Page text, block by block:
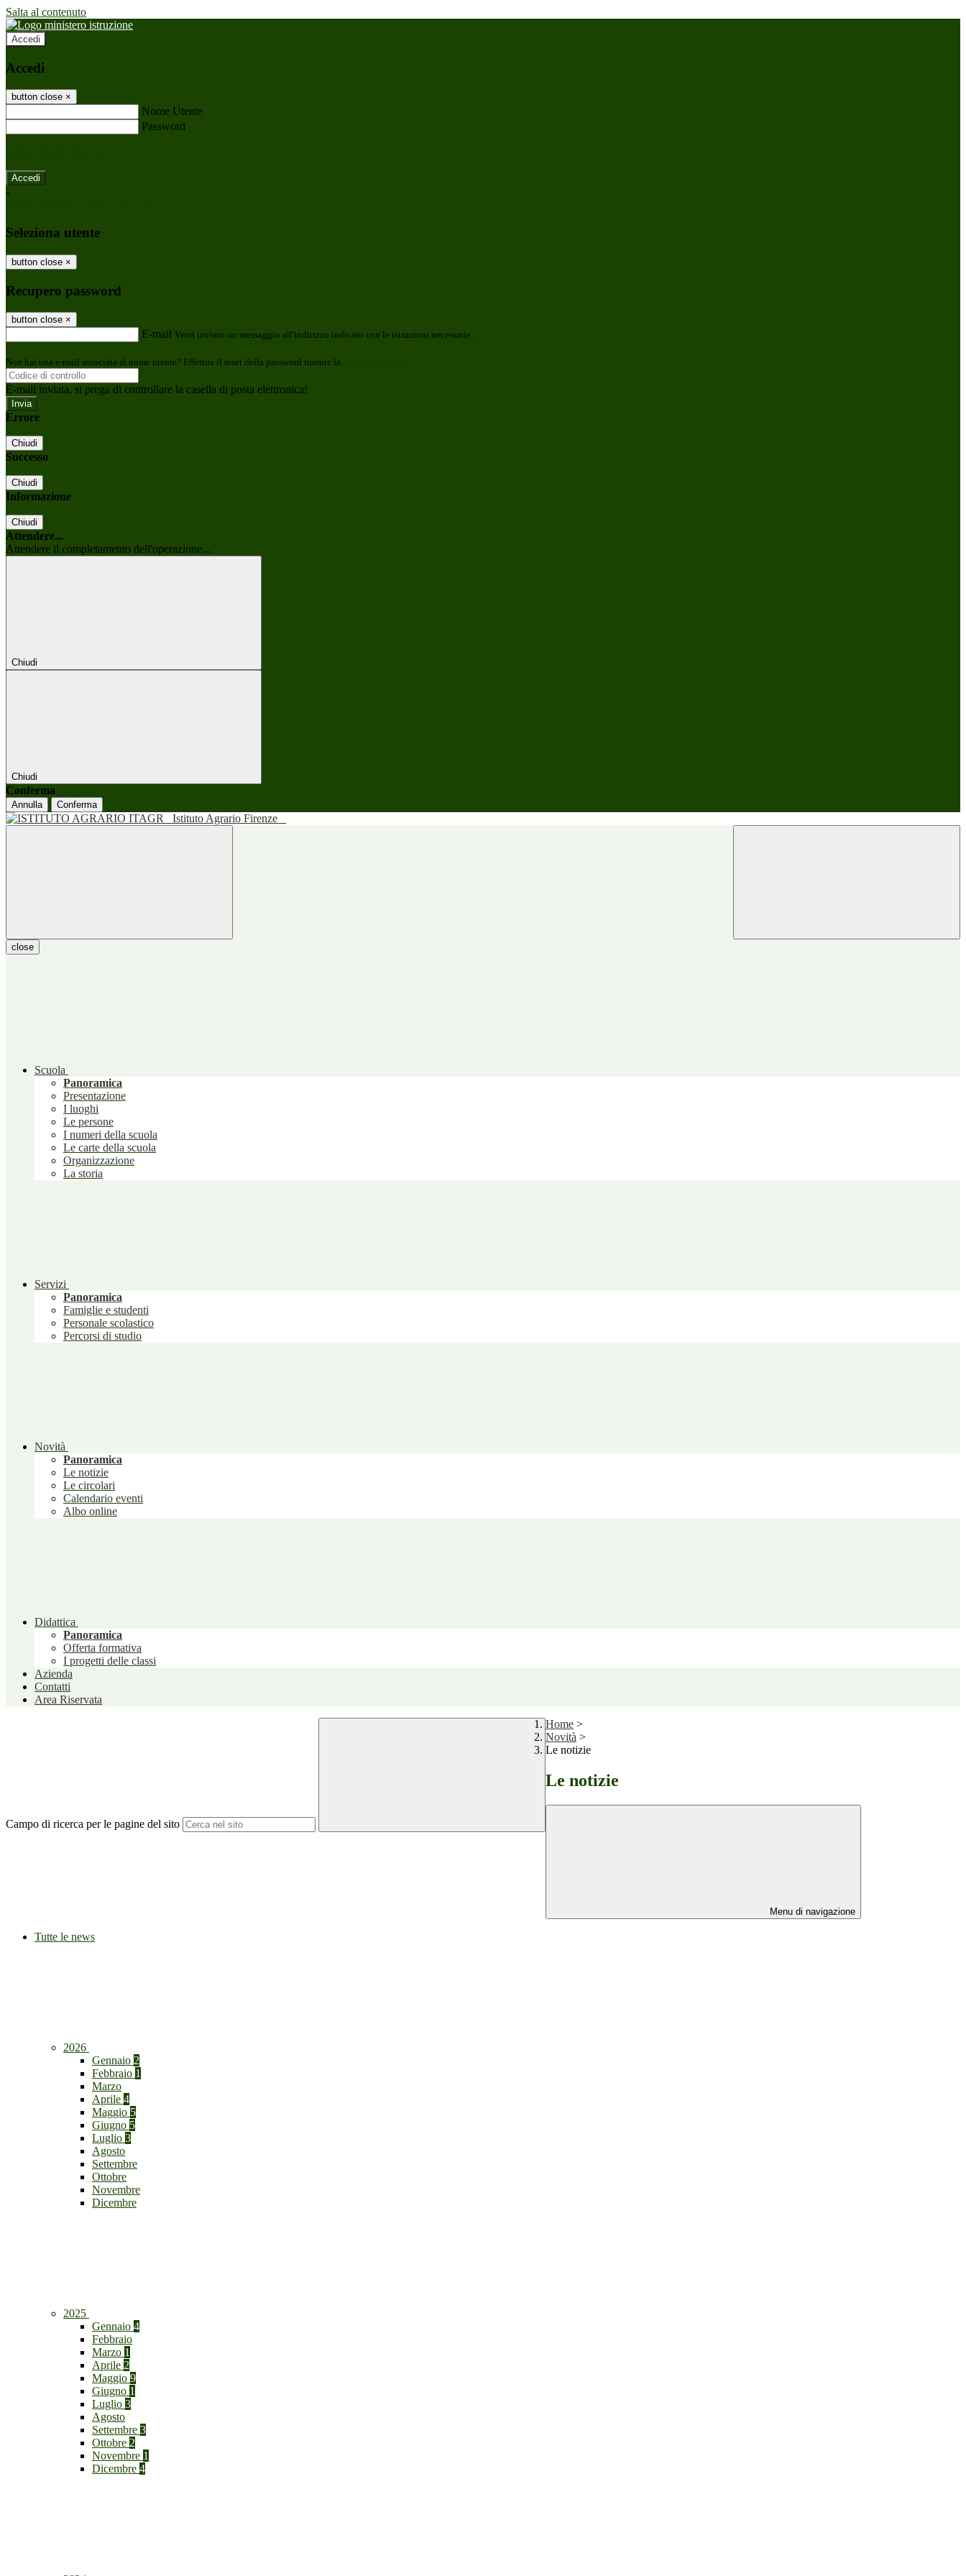
Salta al contenuto
Accedi
Accedi
button close ×
Nome Utente
Password
-
Seleziona utente
button close ×
Recupero password
button close ×
E-mail Verrà inviato un messaggio all'indirizzo indicato con le istruzioni necessarie.
Non hai una e-mail associata al nome utente? Effettua il reset della password tramite la
E-mail inviata, si prega di controllare la casella di posta elettronica!
Errore
Chiudi
Successo
Chiudi
Informazione
Chiudi
Attendere...
Attendere il completamento dell'operazione...
Chiudi
Chiudi
Conferma
Annulla Conferma
Istituto Agrario Firenze
close
Scuola
Panoramica
Presentazione
I luoghi
Le persone
I numeri della scuola
Le carte della scuola
Organizzazione
La storia
Servizi
Panoramica
Famiglie e studenti
Personale scolastico
Percorsi di studio
Novità
Panoramica
Le notizie
Le circolari
Calendario eventi
Albo online
Didattica
Panoramica
Offerta formativa
I progetti delle classi
Azienda
Contatti
Area Riservata
Campo di ricerca per le pagine del sito
Home >
Novità >
Le notizie
Le notizie
Menu di navigazione
Tutte le news
2026
Gennaio 2
Febbraio 1
Marzo
Aprile 4
Maggio 5
Giugno 5
Luglio 3
Agosto
Settembre
Ottobre
Novembre
Dicembre
2025
Gennaio 4
Febbraio
Marzo 1
Aprile 2
Maggio 9
Giugno 1
Luglio 3
Agosto
Settembre 3
Ottobre 2
Novembre 1
Dicembre 4